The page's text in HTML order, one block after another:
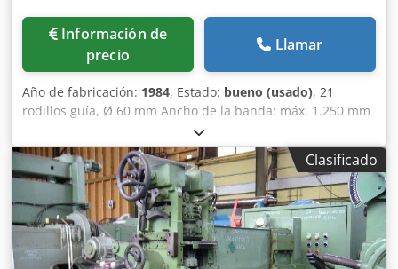
Información de
precio
Llamar
Año de fabricación: 1984, Estado: bueno (usado), 21
rodillos guía, Ø 60 mm Ancho de la banda: máx. 1.250 mm
Dodjrrl Uopfx Adqeck Grosor de la banda: 0,6 - 4 mm
Clasificado